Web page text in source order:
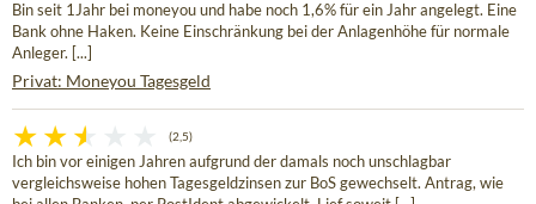
Bin seit 1Jahr bei moneyou und habe noch 1,6% für ein Jahr angelegt. Eine
Bank ohne Haken. Keine Einschränkung bei der Anlagenhöhe für normale
Anleger. [...]
Privat: Moneyou Tagesgeld
(2,5)
Ich bin vor einigen Jahren aufgrund der damals noch unschlagbar
vergleichsweise hohen Tagesgeldzinsen zur BoS gewechselt. Antrag, wie